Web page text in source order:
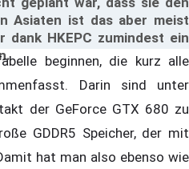
Asiaten ist das aber meist
HKEPC zumindest ein
beginnen, die kurz alle
Darin sind unter
der GeForce GTX 680 zu
GDDR5 Speicher, der mit
hat man also ebenso wie